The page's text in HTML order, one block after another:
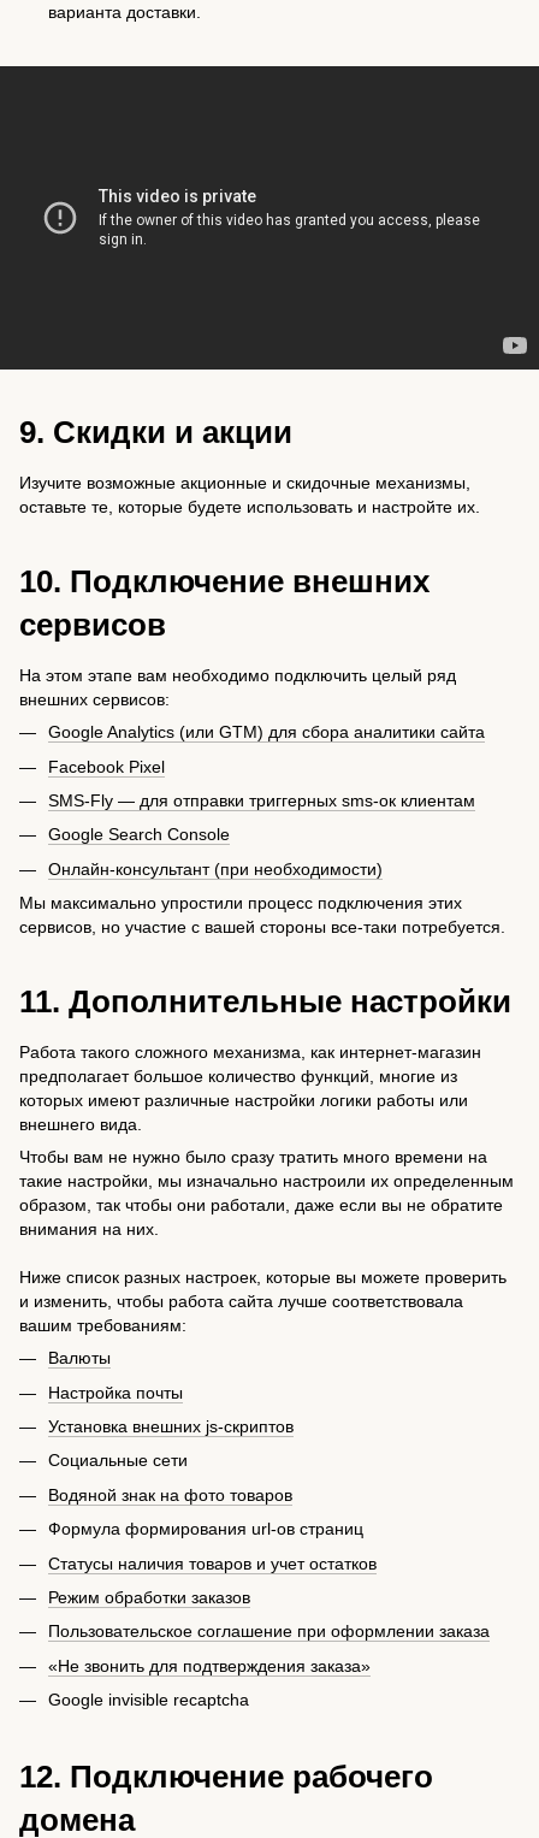
варианта доставки.
9. Скидки и акции
Изучите возможные акционные и скидочные механизмы,
оставьте те, которые будете использовать и настройте их.
10. Подключение внешних
сервисов
На этом этапе вам необходимо подключить целый ряд
внешних сервисов:
Google Analytics (или GTM) для сбора аналитики сайта
Facebook Pixel
SMS-Fly — для отправки триггерных sms-ок клиентам
Google Search Console
Онлайн-консультант (при необходимости)
Мы максимально упростили процесс подключения этих
сервисов, но участие с вашей стороны все-таки потребуется.
11. Дополнительные настройки
Работа такого сложного механизма, как интернет-магазин
предполагает большое количество функций, многие из
которых имеют различные настройки логики работы или
внешнего вида.
Чтобы вам не нужно было сразу тратить много времени на
такие настройки, мы изначально настроили их определенным
образом, так чтобы они работали, даже если вы не обратите
внимания на них.
Ниже список разных настроек, которые вы можете проверить
и изменить, чтобы работа сайта лучше соответствовала
вашим требованиям:
Валюты
Настройка почты
Установка внешних js-скриптов
Социальные сети
Водяной знак на фото товаров
Формула формирования url-ов страниц
Статусы наличия товаров и учет остатков
Режим обработки заказов
Пользовательское соглашение при оформлении заказа
«Не звонить для подтверждения заказа»
Google invisible recaptcha
12. Подключение рабочего
домена